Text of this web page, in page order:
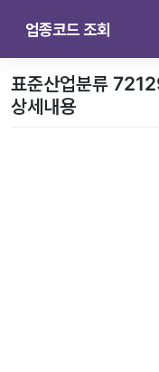
업종코드 조회
표준산업분류
상세내용